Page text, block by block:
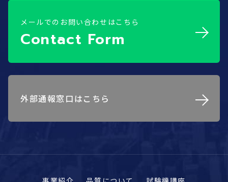
メールでのお問い合わせはこちら
Contact Form
外部通報窓口はこちら